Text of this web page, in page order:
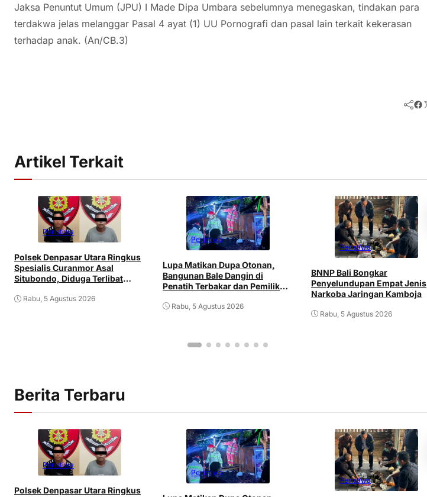
Jaksa Penuntut Umum (JPU) I Made Dipa Umbara sebelumnya menegaskan, tindakan para
terdakwa jelas melanggar Pasal 4 ayat (1) UU Pornografi dan pasal lain terkait kekerasan
terhadap anak. (An/CB.3)
Facebook Twitter
Artikel Terkait
Peristiwa
Polsek Denpasar Utara Ringkus
Spesialis Curanmor Asal
Situbondo, Diduga Terlibat
Rabu, 5 Agustus 2026
Peristiwa
Lupa Matikan Dupa Otonan,
Bangunan Bale Dangin di
Penatih Terbakar dan Pemilik
Rabu, 5 Agustus 2026
Peristiwa
BNNP Bali Bongkar
Penyelundupan Empat Jenis
Narkoba Jaringan Kamboja
Rabu, 5 Agustus 2026
Berita Terbaru
Peristiwa
Polsek Denpasar Utara Ringkus
Peristiwa
Peristiwa